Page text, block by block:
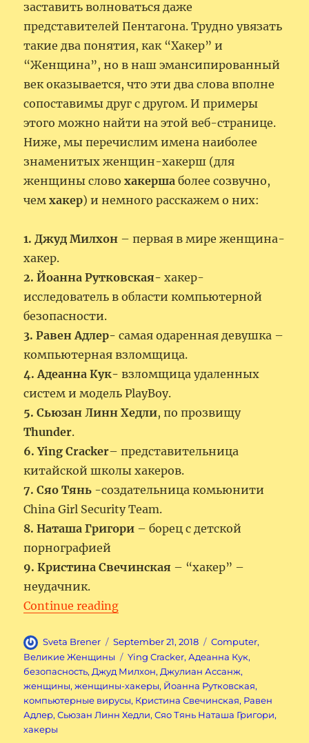
заставить волноваться даже
представителей Пентагона. Трудно увязать
такие два понятия, как “Хакер” и
“Женщина”, но в наш эмансипированный
век оказывается, что эти два слова вполне
сопоставимы друг с другом. И примеры
этого можно найти на этой веб-странице.
Ниже, мы перечислим имена наиболее
знаменитых женщин-хакерш (для
женщины словохакерша более созвучно,
чемхакер) и немного расскажем о них:
1. Джуд Милхон – первая в мире женщина-
хакер.
2. Йоанна Рутковская- хакер-
исследователь в области компьютерной
безопасности.
3. Равен Адлер- самая одаренная девушка –
компьютерная взломщица.
4. Адеанна Кук- взломщица удаленных
систем и модель PlayBoy.
5. Сьюзан Линн Хедли, по прозвищу
Thunder.
6. Ying Cracker– представительница
китайской школы хакеров.
7. Сяо Тянь -создательница комьюнити
China Girl Security Team.
8. Наташа Григори – борец с детской
порнографией
9. Кристина Свечинская – “хакер” –
неудачник.
Continue reading“Женщины- хакеры.”
Author
Sveta Brener
Posted
on
September 21, 2018 Categories
Computer,
Великие Женщины
Tags
Ying Cracker,Адеанна Кук,
безопасность, Джуд Милхон, Джулиан Ассанж,
женщины,женщины-хакеры, Йоанна Рутковская,
компьютерные вирусы, Кристина Свечинская, Равен
Адлер,Сьюзан Линн Хедли,Сяо Тянь Наташа Григори,
хакеры